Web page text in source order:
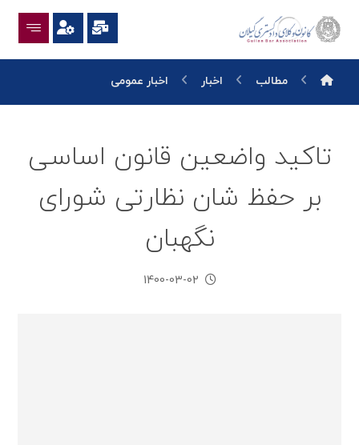
مطالب اخبار اخبار عمومی
تاکید واضعین قانون اساسی
بر حفظ شان نظارتی شورای
نگهبان
1400-03-02